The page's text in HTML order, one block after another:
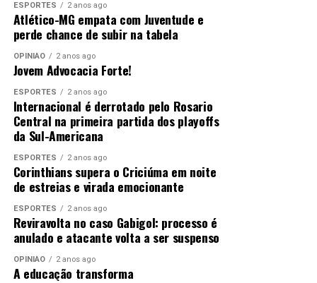
ESPORTES 2 anos ago
Atlético-MG empata com Juventude e
perde chance de subir na tabela
OPINIÃO 2 anos ago
Jovem Advocacia Forte!
ESPORTES 2 anos ago
Internacional é derrotado pelo Rosario
Central na primeira partida dos playoffs
da Sul-Americana
ESPORTES 2 anos ago
Corinthians supera o Criciúma em noite
de estreias e virada emocionante
ESPORTES 2 anos ago
Reviravolta no caso Gabigol: processo é
anulado e atacante volta a ser suspenso
OPINIÃO 2 anos ago
A educação transforma